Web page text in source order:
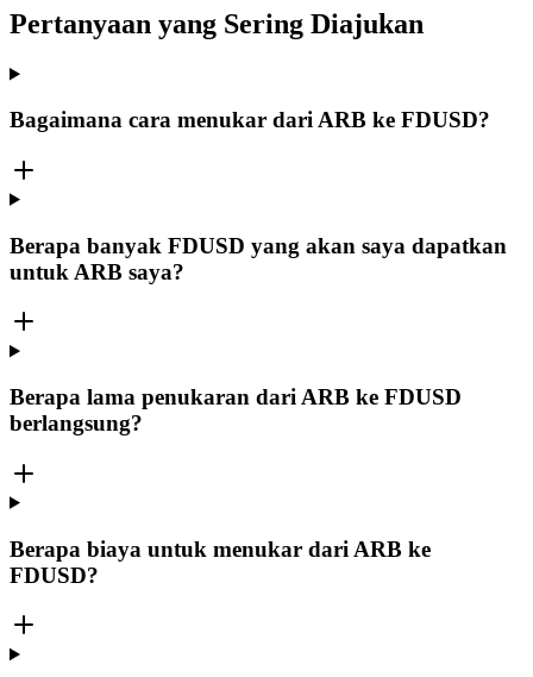
Pertanyaan yang Sering Diajukan
Bagaimana cara menukar dari ARB ke FDUSD?
Berapa banyak FDUSD yang akan saya dapatkan
untuk ARB saya?
Berapa lama penukaran dari ARB ke FDUSD
berlangsung?
Berapa biaya untuk menukar dari ARB ke
FDUSD?